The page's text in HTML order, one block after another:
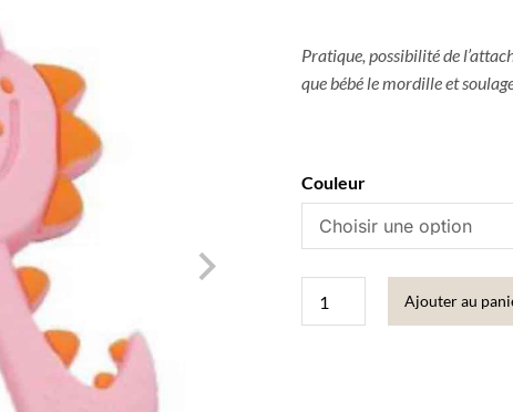
Pratique, possibilité de
que bébé le mordille et
Couleur
Ajouter au